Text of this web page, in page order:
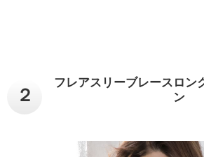
２
フレアスリーブレースロン
ン